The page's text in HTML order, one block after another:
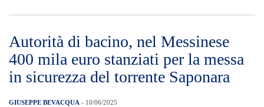
Autorità di bacino, nel Messinese
400 mila euro stanziati per la messa
in sicurezza del torrente Saponara
GIUSEPPE BEVACQUA - 10/06/2025